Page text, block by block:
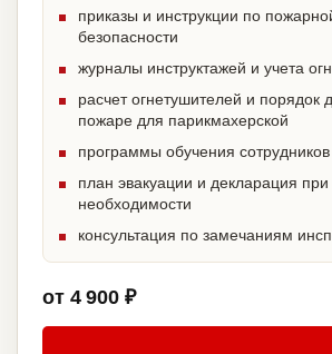
приказы и инструкции по
безопасности
журналы инструктажей и учета
расчет огнетушителей и порядок
пожаре для парикмахерской
программы обучения сотрудников
план эвакуации и декларация при
необходимости
консультация по замечаниям
от 4 900 ₽